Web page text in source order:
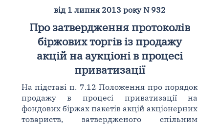
від 1 липня 2013 року N 932
Про затвердження протоколів
біржових торгів із продажу
акцій на аукціоні в процесі
приватизації
На підставі п. 7.12 Положення про порядок
продажу в процесі приватизації на
фондових біржах пакетів акцій акціонерних
товариств, затвердженого спільним